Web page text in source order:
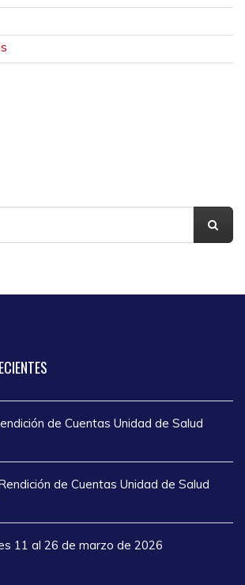
de Cuentas Unidad de Salud
de Cuentas Unidad de Salud
11 al 26 de marzo de 2026